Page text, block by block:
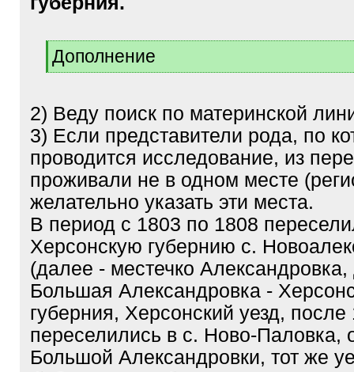
q
Дополнение
[
2) Веду поиск по материнской
3) Если представители рода, по
проводится исследование, из
проживали не в одном месте
желательно указать эти места.
В период с 1803 по 1808
Херсонскую губернию с.
(далее - местечко
Большая Александровка -
губерния, Херсонский уезд, после
переселились в с. Ново-Паловка,
Большой Александровки, тот же